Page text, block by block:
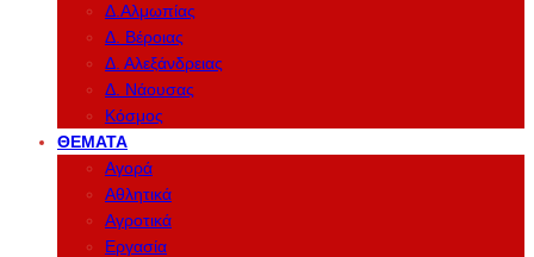
Δ.Αλμωπίας
Δ. Βέροιας
Δ. Αλεξάνδρειας
Δ. Νάουσας
Κόσμος
ΘΈΜΑΤΑ
Αγορά
Αθλητικά
Αγροτικά
Εργασία